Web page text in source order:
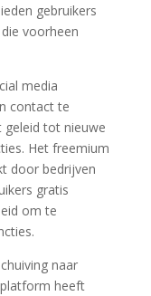
gebruikers
voorheen
media
contact te
tot nieuwe
Het freemium
door bedrijven
gratis
om te
naar
heeft